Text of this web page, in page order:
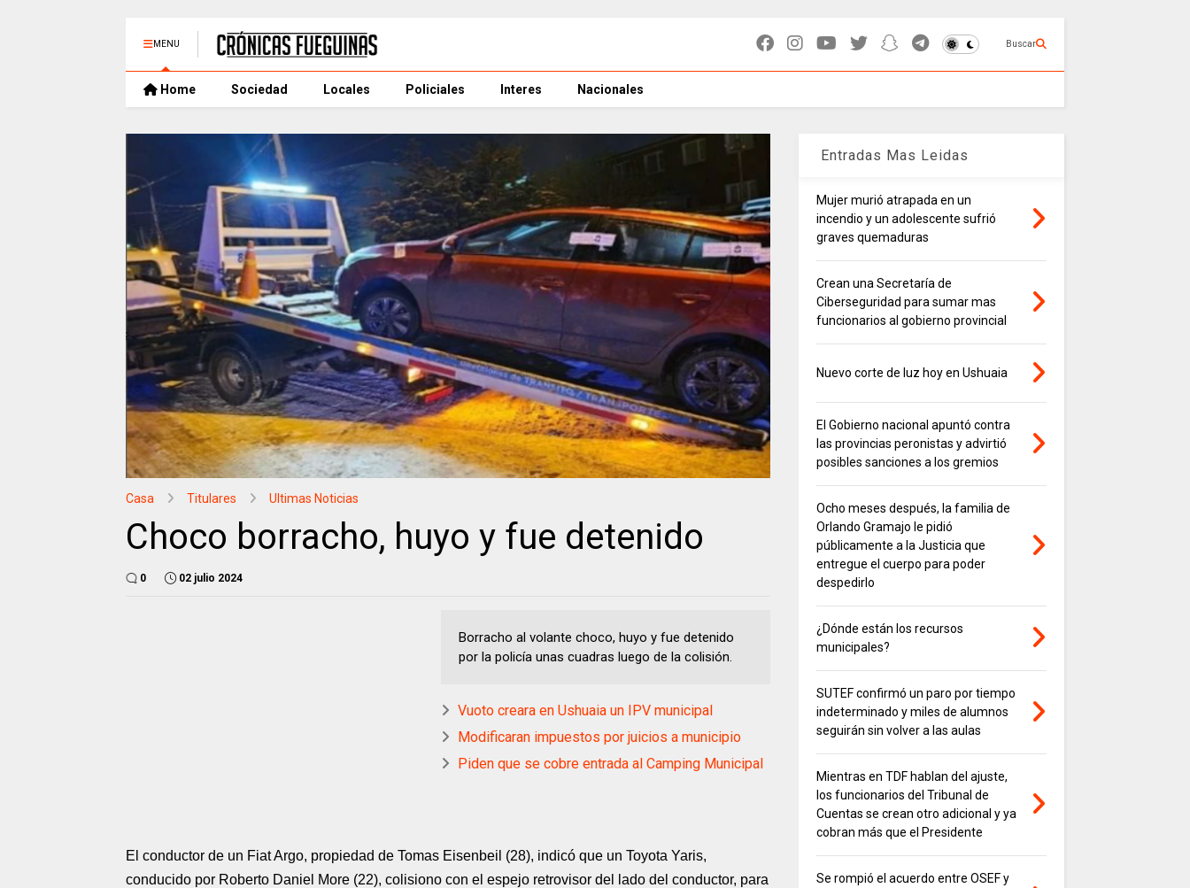
MENU Buscar
Home Sociedad Locales Policiales Interes Nacionales
Casa Titulares Ultimas Noticias
Choco borracho, huyo y fue detenido
0 02 julio 2024
Borracho al volante choco, huyo y fue detenido
por la policía unas cuadras luego de la colisión.
Vuoto creara en Ushuaia un IPV municipal
Modificaran impuestos por juicios a municipio
Piden que se cobre entrada al Camping Municipal
El conductor de un Fiat Argo, propiedad de Tomas Eisenbeil (28), indicó que un Toyota Yaris,
conducido por Roberto Daniel More (22), colisiono con el espejo retrovisor del lado del conductor, para
Entradas Mas Leidas
Mujer murió atrapada en un
incendio y un adolescente sufrió
graves quemaduras
Crean una Secretaría de
Ciberseguridad para sumar mas
funcionarios al gobierno provincial
Nuevo corte de luz hoy en Ushuaia
El Gobierno nacional apuntó contra
las provincias peronistas y advirtió
posibles sanciones a los gremios
Ocho meses después, la familia de
Orlando Gramajo le pidió
públicamente a la Justicia que
entregue el cuerpo para poder
despedirlo
¿Dónde están los recursos
municipales?
SUTEF confirmó un paro por tiempo
indeterminado y miles de alumnos
seguirán sin volver a las aulas
Mientras en TDF hablan del ajuste,
los funcionarios del Tribunal de
Cuentas se crean otro adicional y ya
cobran más que el Presidente
Se rompió el acuerdo entre OSEF y